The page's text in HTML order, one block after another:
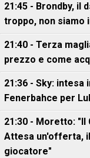
21:45 - Brondby, il
troppo, non siamo
21:40 - Terza
prezzo e come
21:36 - Sky:
Fenerbahce per
21:30 - Moretto:
Attesa un'offerta,
giocatore"